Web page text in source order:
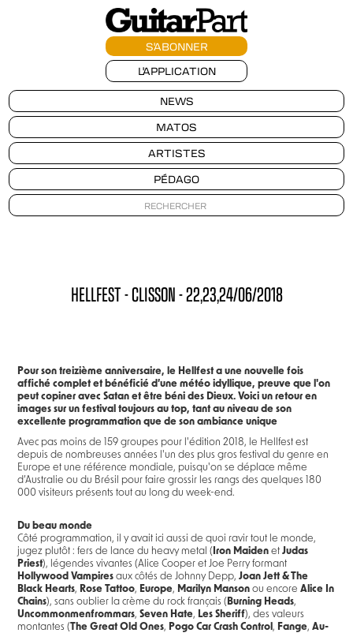
S'ABONNER
L'APPLICATION
NEWS
MATOS
ARTISTES
PÉDAGO
HELLFEST - CLISSON - 22,23,24/06/2018
Pour son treizième anniversaire, le Hellfest a une nouvelle fois
affiché complet et bénéficié d’une météo idyllique, preuve que l'on
peut copiner avec Satan et être béni des Dieux. Voici un retour en
images sur un festival toujours au top, tant au niveau de son
excellente programmation que de son ambiance unique
Avec pas moins de 159 groupes pour l'édition 2018, le Hellfest est
depuis de nombreuses années l'un des plus gros festival du genre en
Europe et une référence mondiale, puisqu'on se déplace même
d’Australie ou du Brésil pour faire grossir les rangs des quelques 180
000 visiteurs présents tout au long du week-end.
Du beau monde
Côté programmation, il y avait ici aussi de quoi ravir tout le monde,
jugez plutôt : fers de lance du heavy metal ( Iron Maiden etJudas
Priest), légendes vivantes (Alice Cooper et Joe Perry formant
Hollywood Vampires aux côtés de Johnny Depp,Joan Jett & The
Black Hearts, Rose Tattoo, Europe, Marilyn Manson ou encoreAlice In
Chains), sans oublier la crème du rock français ( Burning Heads,
Uncommonmenfrommars,Seven Hate, Les Sheriff), des valeurs
montantes (The Great Old Ones, Pogo Car Crash Control, Fange,Au-